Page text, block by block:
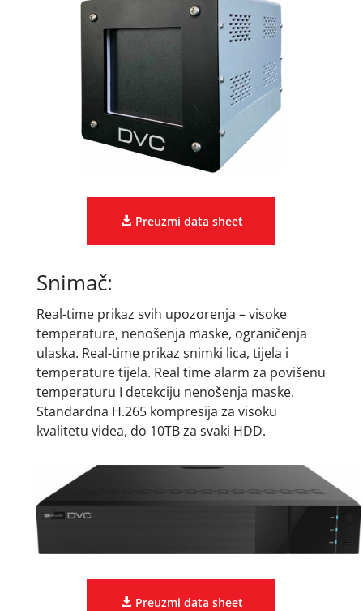
Preuzmi data sheet
Snimač:
Real-time prikaz svih upozorenja – visoke
temperature, nenošenja maske, ograničenja
ulaska. Real-time prikaz snimki lica, tijela i
temperature tijela. Real time alarm za povišenu
temperaturu I detekciju nenošenja maske.
Standardna H.265 kompresija za visoku
kvalitetu videa, do 10TB za svaki HDD.
Preuzmi data sheet